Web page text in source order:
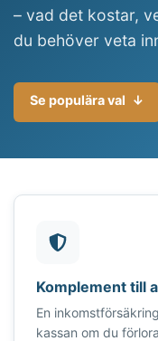
– vad det kostar,
du behöver veta
Se populära val ↓
Komplement till
En
kassan om du